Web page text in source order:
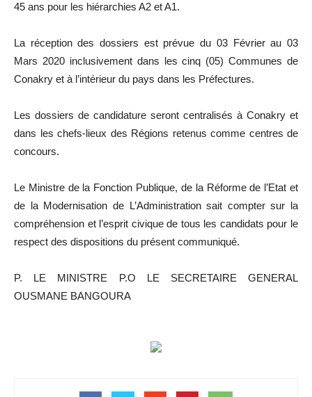
45 ans pour les hiérarchies A2 et A1.
La réception des dossiers est prévue du 03 Février au 03
Mars 2020 inclusivement dans les cinq (05) Communes de
Conakry et à l’intérieur du pays dans les Préfectures.
Les dossiers de candidature seront centralisés à Conakry et
dans les chefs-lieux des Régions retenus comme centres de
concours.
Le Ministre de la Fonction Publique, de la Réforme de l’Etat et
de la Modernisation de L’Administration sait compter sur la
compréhension et l’esprit civique de tous les candidats pour le
respect des dispositions du présent communiqué.
P. LE MINISTRE P.O LE SECRETAIRE GENERAL
OUSMANE BANGOURA